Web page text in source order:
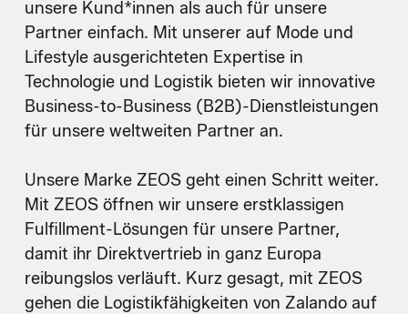
unsere Kund*innen als auch für unsere
Partner einfach. Mit unserer auf Mode und
Lifestyle ausgerichteten Expertise in
Technologie und Logistik bieten wir innovative
Business-to-Business (B2B)-Dienstleistungen
für unsere weltweiten Partner an.
Unsere Marke ZEOS geht einen Schritt weiter.
Mit ZEOS öffnen wir unsere erstklassigen
Fulfillment-Lösungen für unsere Partner,
damit ihr Direktvertrieb in ganz Europa
reibungslos verläuft. Kurz gesagt, mit ZEOS
gehen die Logistikfähigkeiten von Zalando auf